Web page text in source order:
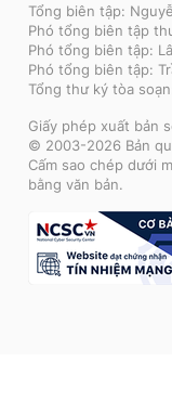
Tổng biên tập:
Phó tổng biên tập
Phó tổng biên tập:
Phó tổng biên tập:
Tổng thư ký tòa
Giấy phép xuất bản
© 2003-2026 Bản
Cấm sao chép dưới
bằng văn bản.